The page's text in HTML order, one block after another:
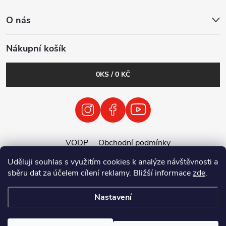
Uděluji souhlas s využitím cookies k analýze návštěvnosti a
sběru dat za účelem cílení reklamy. Bližší informacezde.
Nastavení
O nás
Nákupní košík
0KS /0 KČ
VODP
Obchodní podmínky
Zásady zpracování osobních údajů
Zpětný odběr vysloužilých elektrozařízení / baterií
Všechna práva vyhrazena.